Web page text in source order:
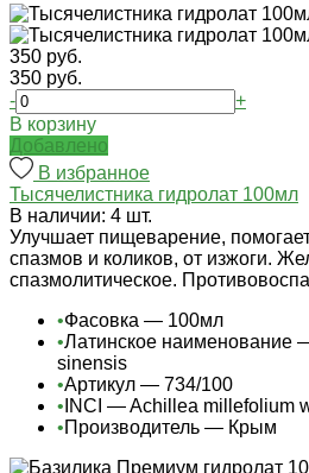
350 руб.
350 руб.
-
+
В корзину
Добавлено
В избранное
Тысячелистника гидролат 100мл
В наличии: 4 шт.
Улучшает пищеварение,
спазмов и коликов, от изжоги.
спазмолитическое.
•Фасовка — 100мл
•Латинское наименование
sinensis
•Артикул — 734/100
• INCI — Achillea millefolium
•Производитель — Крым